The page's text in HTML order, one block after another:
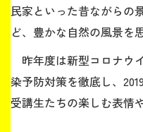
2026年9月入学者向
民家といった昔ながらの
ど、豊かな自然の風景を
昨年度は新型コロナウ
染予防対策を徹底し、
受講生たちの楽しむ表情